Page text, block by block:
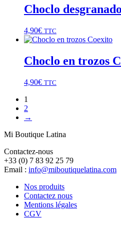
Choclo
4,90€ TTC
Choclo en trozos
4,90€ TTC
1
2
→
Mi Boutique Latina
Contactez-nous
+33 (0) 7 83 92 25 79
Email : info@miboutiquelatina.com
Nos produits
Contactez nous
Mentions légales
CGV